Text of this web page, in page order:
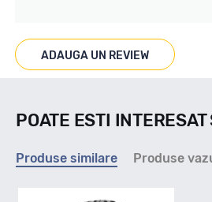
Marcaje
Indice viteza
ADAUGA UN REVIEW
POATE ESTI INTERESAT
Produse similare Produse